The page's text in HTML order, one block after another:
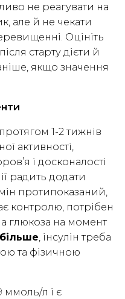
не реагувати на
але й не чекати
Оцініть
старту дієти й
якщо значення
1-2 тижнів
активності,
і досконалості
радить додати
протипоказаний,
контролю, потрібен
глюкоза на момент
, інсулін треба
та фізичною
ммоль/л і є